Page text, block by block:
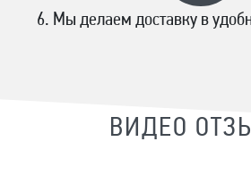
Мы делаем доставку в
ВИДЕО